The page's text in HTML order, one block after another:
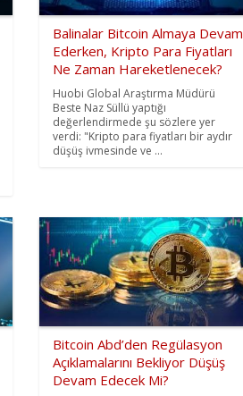
Balinalar Bitcoin Almaya Devam
Ederken, Kripto Para Fiyatları
Ne Zaman Hareketlenecek?
Huobi Global Araştırma Müdürü
Beste Naz Süllü yaptığı
değerlendirmede şu sözlere yer
verdi: "Kripto para fiyatları bir aydır
düşüş ivmesinde ve ...
Bitcoin Abd’den Regülasyon
Açıklamalarını Bekliyor Düşüş
Devam Edecek Mi?